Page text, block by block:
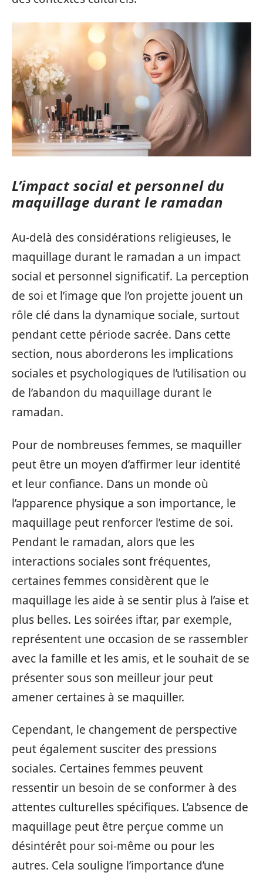
L’impact social et personnel du
maquillage durant le ramadan
Au-delà des considérations religieuses, le
maquillage durant le ramadan a un impact
social et personnel significatif. La perception
de soi et l’image que l’on projette jouent un
rôle clé dans la dynamique sociale, surtout
pendant cette période sacrée. Dans cette
section, nous aborderons les implications
sociales et psychologiques de l’utilisation ou
de l’abandon du maquillage durant le
ramadan.
Pour de nombreuses femmes, se maquiller
peut être un moyen d’affirmer leur identité
et leur confiance. Dans un monde où
l’apparence physique a son importance, le
maquillage peut renforcer l’estime de soi.
Pendant le ramadan, alors que les
interactions sociales sont fréquentes,
certaines femmes considèrent que le
maquillage les aide à se sentir plus à l’aise et
plus belles. Les soirées iftar, par exemple,
représentent une occasion de se rassembler
avec la famille et les amis, et le souhait de se
présenter sous son meilleur jour peut
amener certaines à se maquiller.
Cependant, le changement de perspective
peut également susciter des pressions
sociales. Certaines femmes peuvent
ressentir un besoin de se conformer à des
attentes culturelles spécifiques. L’absence de
maquillage peut être perçue comme un
désintérêt pour soi-même ou pour les
autres. Cela souligne l’importance d’une